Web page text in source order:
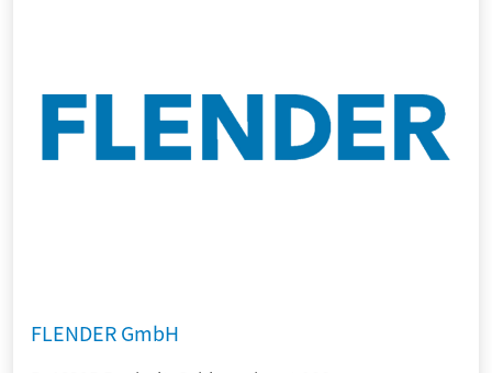
FLENDER GmbH